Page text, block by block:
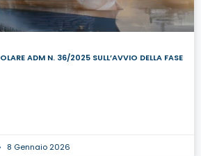
ADM N. 36/2025 SULL’AVVIO DELLA FASE
8 Gennaio 2026